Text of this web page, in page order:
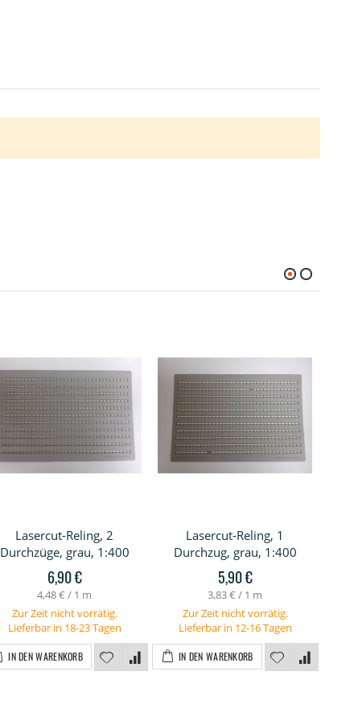
Lasercut-Reling, 2
Durchzüge, grau, 1:400
6,90 €
4,48 € / 1 m
Zur Zeit nicht vorrätig.
Lieferbar in 18-23 Tagen
IN DEN WARENKORB
Lasercut-Reling, 1
Durchzug, grau, 1:400
5,90 €
3,83 € / 1 m
Zur Zeit nicht vorrätig.
Lieferbar in 12-16 Tagen
IN DEN WARENKORB